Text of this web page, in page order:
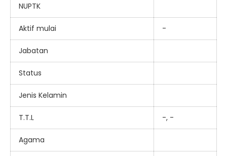
NUPTK
Aktif mulai -
Jabatan
Status
Jenis Kelamin
T.T.L -, -
Agama